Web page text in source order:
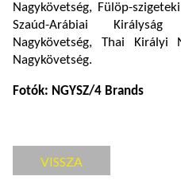
Nagykövetség, Fülöp-
Szaúd-Arábiai Királyság
Nagykövetség, Thai Királyi
Nagykövetség.
Fotók: NGYSZ/4 Brands
VISSZA